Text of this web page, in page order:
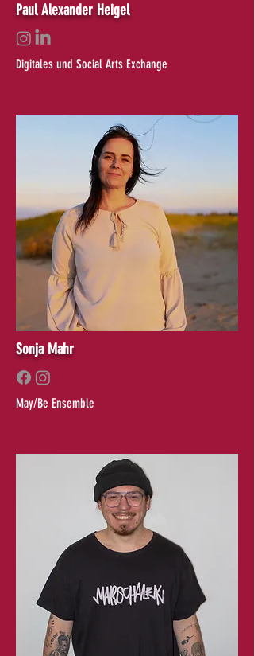
Paul Alexander Heigel
Digitales und Social Arts Exchange
Sonja Mahr
May/Be Ensemble